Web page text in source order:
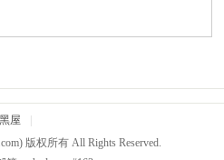
屋
版权所有 All Rights Reserved.